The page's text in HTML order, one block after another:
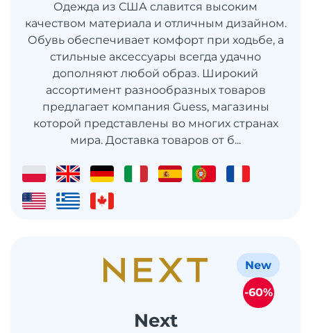
Одежда из США славится высоким
качеством материала и отличным дизайном.
Обувь обеспечивает комфорт при ходьбе, а
стильные аксессуары всегда удачно
дополняют любой образ. Широкий
ассортимент разнообразных товаров
предлагает компания Guess, магазины
которой представлены во многих странах
мира. Доставка товаров от б...
Next
New
-60%